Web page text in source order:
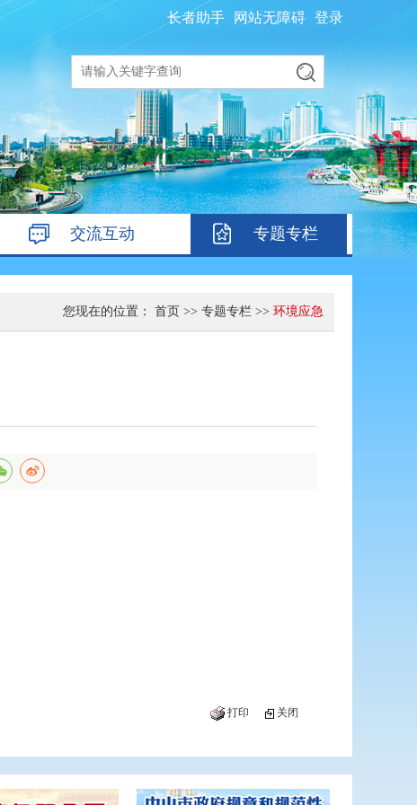
登录
网站无障碍
长者助手
交流互动 专题专栏
您现在的位置： 首页 >> 专题专栏 >> 环境应急
打印 关闭